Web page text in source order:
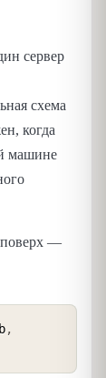
сервер
схема
когда
машине
поверх —
,